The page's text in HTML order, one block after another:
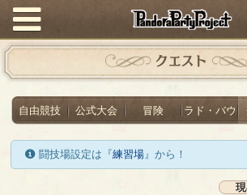
クエスト
自由競技 公式大会 冒険 ラド・バウ
闘技場設定は『練習場』から！